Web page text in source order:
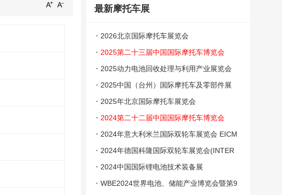
最新摩托车展
2026北京国际摩托车展览会
2025第二十三届中国国际摩托车博览会
（中国摩博会）
2025动力电池回收处理与利用产业展览会
2025中国（台州）国际摩托车及零部件展
览会
2025年北京国际摩托车展览会
2024第二十二届中国国际摩托车博览会
（中国摩博会）
2024年意大利米兰国际双轮车展览会 EICM
A
2024年德国科隆国际双轮车展览会(INTER
MOT)
2024中国国际锂电池技术装备展
WBE2024世界电池、储能产业博览会暨第9